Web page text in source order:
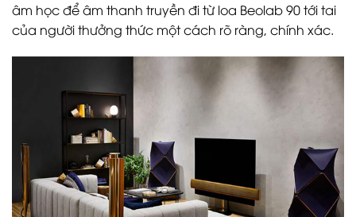
âm học để âm thanh truyền đi từ loa Beolab 90 tới tai
của người thưởng thức một cách rõ ràng, chính xác.